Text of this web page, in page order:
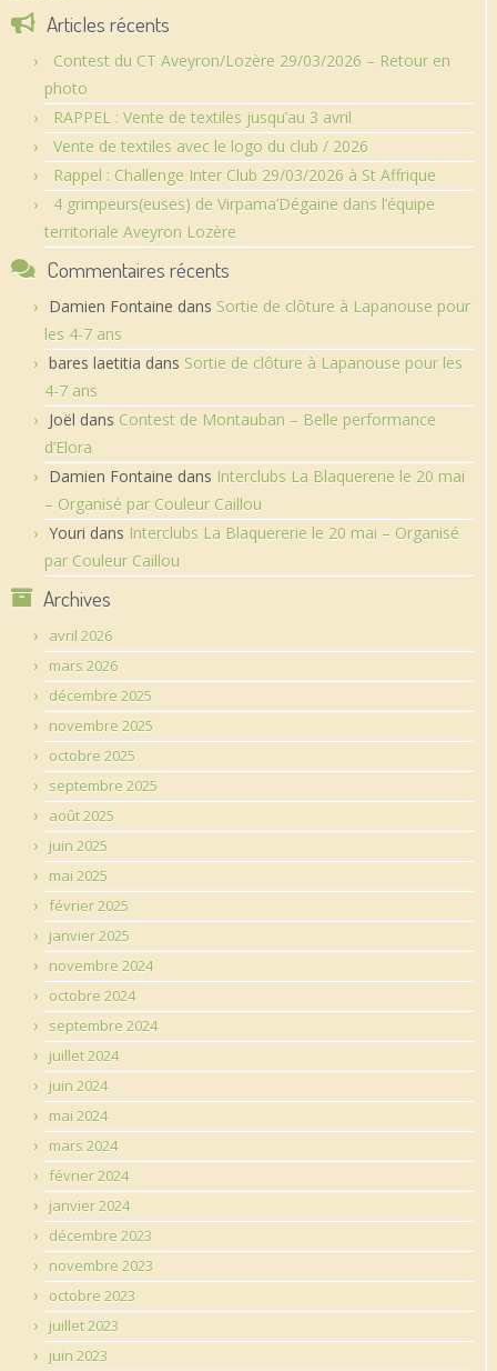
Articles récents
Contest du CT Aveyron/Lozère 29/03/2026 – Retour en
photo
RAPPEL : Vente de textiles jusqu’au 3 avril
Vente de textiles avec le logo du club / 2026
Rappel : Challenge Inter Club 29/03/2026 à St Affrique
4 grimpeurs(euses) de Virpama’Dégaine dans l’équipe
territoriale Aveyron Lozère
Commentaires récents
Damien Fontaine dans Sortie de clôture à Lapanouse pour
les 4-7 ans
bares laetitia dans Sortie de clôture à Lapanouse pour les
4-7 ans
Joël dans Contest de Montauban – Belle performance
d’Elora
Damien Fontaine dans Interclubs La Blaquererie le 20 mai
– Organisé par Couleur Caillou
Youri dans Interclubs La Blaquererie le 20 mai – Organisé
par Couleur Caillou
Archives
avril 2026
mars 2026
décembre 2025
novembre 2025
octobre 2025
septembre 2025
août 2025
juin 2025
mai 2025
février 2025
janvier 2025
novembre 2024
octobre 2024
septembre 2024
juillet 2024
juin 2024
mai 2024
mars 2024
février 2024
janvier 2024
décembre 2023
novembre 2023
octobre 2023
juillet 2023
juin 2023